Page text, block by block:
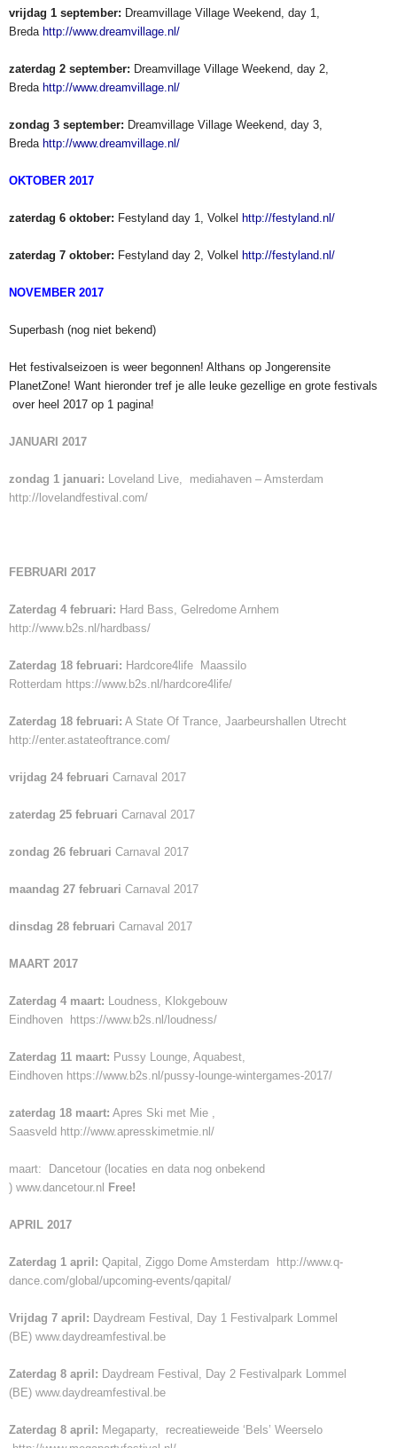
vrijdag 1 september: Dreamvillage Village Weekend, day 1,
Breda http://www.dreamvillage.nl/
zaterdag 2 september: Dreamvillage Village Weekend, day 2,
Breda http://www.dreamvillage.nl/
zondag 3 september: Dreamvillage Village Weekend, day 3,
Breda http://www.dreamvillage.nl/
OKTOBER 2017
zaterdag 6 oktober: Festyland day 1, Volkel http://festyland.nl/
zaterdag 7 oktober: Festyland day 2, Volkel http://festyland.nl/
NOVEMBER 2017
Superbash (nog niet bekend)
Het festivalseizoen is weer begonnen! Althans op Jongerensite
PlanetZone! Want hieronder tref je alle leuke gezellige en grote festivals
over heel 2017 op 1 pagina!
JANUARI 2017
zondag 1 januari:
Loveland Live, mediahaven – Amsterdam
http://lovelandfestival.com/
FEBRUARI 2017
Zaterdag 4 februari: Hard Bass, Gelredome Arnhem
http://www.b2s.nl/hardbass/
Zaterdag 18 februari: Hardcore4life Maassilo
Rotterdam https://www.b2s.nl/hardcore4life/
Zaterdag 18 februari: A State Of Trance, Jaarbeurshallen Utrecht
http://enter.astateoftrance.com/
vrijdag 24 februari Carnaval 2017
zaterdag 25 februari Carnaval 2017
zondag 26 februari Carnaval 2017
maandag 27 februari Carnaval 2017
dinsdag 28 februari Carnaval 2017
MAART 2017
Zaterdag 4 maart: Loudness, Klokgebouw
Eindhoven
https://www.b2s.nl/loudness/
Zaterdag 11 maart: Pussy Lounge, Aquabest,
Eindhoven https://www.b2s.nl/pussy-lounge-wintergames-2017/
zaterdag 18 maart: Apres Ski met Mie ,
Saasveld http://www.apresskimetmie.nl/
maart: Dancetour (locaties en data nog onbekend
) www.dancetour.nl Free!
APRIL 2017
Zaterdag 1 april: Qapital, Ziggo Dome Amsterdam
http://www.q-
dance.com/global/upcoming-events/qapital/
Vrijdag 7 april: Daydream Festival, Day 1 Festivalpark Lommel
(BE) www.daydreamfestival.be
Zaterdag 8 april: Daydream Festival, Day 2 Festivalpark Lommel
(BE) www.daydreamfestival.be
Zaterdag 8 april: Megaparty, recreatieweide ‘Bels’ Weerselo